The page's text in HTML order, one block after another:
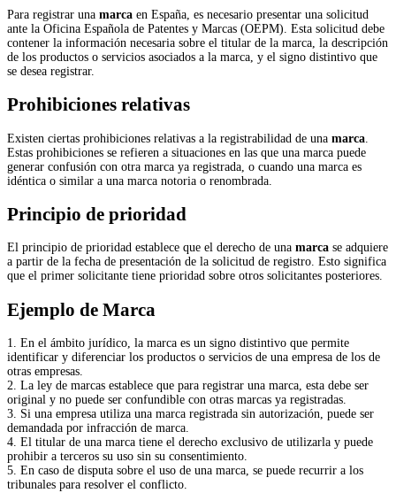
Para registrar una marca en España, es necesario presentar una solicitud
ante la Oficina Española de Patentes y Marcas (OEPM). Esta solicitud debe
contener la información necesaria sobre el titular de la marca, la descripción
de los productos o servicios asociados a la marca, y el signo distintivo que
se desea registrar.
Prohibiciones relativas
Existen ciertas prohibiciones relativas a la registrabilidad de una marca
Estas prohibiciones se refieren a situaciones en las que una marca puede
generar confusión con otra marca ya registrada, o cuando una marca es
idéntica o similar a una marca notoria o renombrada.
Principio de prioridad
El principio de prioridad establece que el derecho de una marca se adquiere
a partir de la fecha de presentación de la solicitud de registro. Esto significa
que el primer solicitante tiene prioridad sobre otros solicitantes posteriores.
Ejemplo de Marca
1. En el ámbito jurídico, la marca es un signo distintivo que permite
identificar y diferenciar los productos o servicios de una empresa de los de
otras empresas.
2. La ley de marcas establece que para registrar una marca, esta debe ser
original y no puede ser confundible con otras marcas ya registradas.
3. Si una empresa utiliza una marca registrada sin autorización, puede ser
demandada por infracción de marca.
4. El titular de una marca tiene el derecho exclusivo de utilizarla y puede
prohibir a terceros su uso sin su consentimiento.
5. En caso de disputa sobre el uso de una marca, se puede recurrir a los
tribunales para resolver el conflicto.